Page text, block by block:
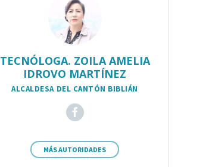
TECNÓLOGA. ZOILA AMELIA
IDROVO MARTÍNEZ
ALCALDESA DEL CANTÓN BIBLIÁN
MÁS AUTORIDADES